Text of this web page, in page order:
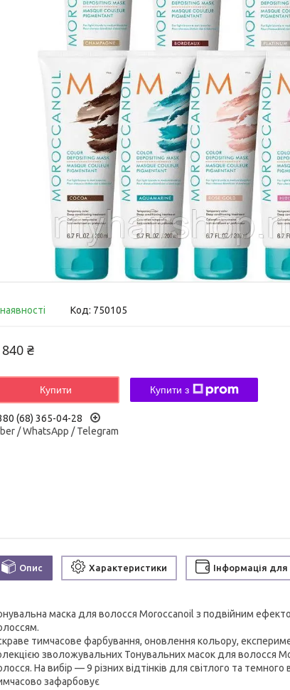
Код: 750105
₴
Купити Купити з
(68) 365-04-28
/ WhatsApp / Telegram
Опис Характеристики Інформація
маска для волосся Moroccanoil з подвійним
тимчасове фарбування, оновлення кольору,
зволожувальних Тонувальних масок для волосся
На вибір — 9 різних відтінків для світлого та темного
зафарбовує